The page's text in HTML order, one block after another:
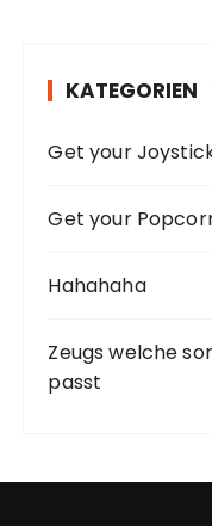
KATEGORIEN
Get your
Get your
Hahahaha
Zeugs welche
passt